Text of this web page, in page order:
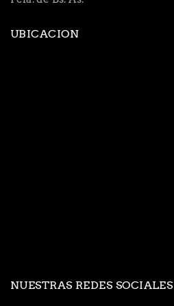
UBICACION
NUESTRAS REDES SOCIALES